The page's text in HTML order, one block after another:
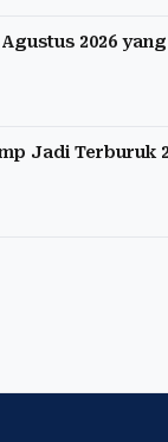
2026
Jadi Terburuk